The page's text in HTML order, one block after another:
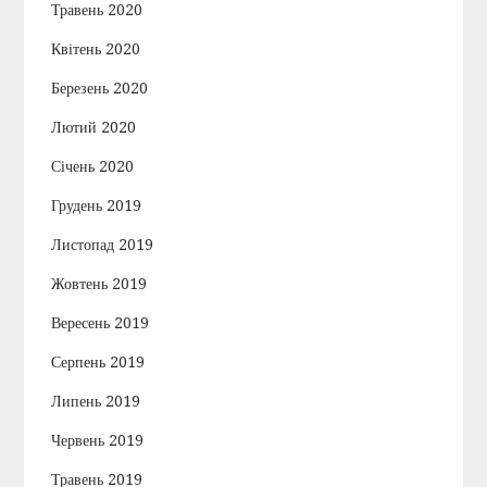
Травень 2020
Квітень 2020
Березень 2020
Лютий 2020
Січень 2020
Грудень 2019
Листопад 2019
Жовтень 2019
Вересень 2019
Серпень 2019
Липень 2019
Червень 2019
Травень 2019